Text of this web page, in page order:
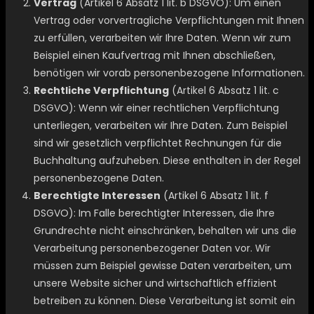
Vertrag oder vorvertragliche Verpflichtungen mit Ihnen
zu erfüllen, verarbeiten wir Ihre Daten. Wenn wir zum
Beispiel einen Kaufvertrag mit Ihnen abschließen,
benötigen wir vorab personenbezogene Informationen.
Rechtliche Verpflichtung (Artikel 6 Absatz 1 lit. c
DSGVO): Wenn wir einer rechtlichen Verpflichtung
unterliegen, verarbeiten wir Ihre Daten. Zum Beispiel
sind wir gesetzlich verpflichtet Rechnungen für die
Buchhaltung aufzuheben. Diese enthalten in der Regel
personenbezogene Daten.
Berechtigte Interessen (Artikel 6 Absatz 1 lit. f
DSGVO): Im Falle berechtigter Interessen, die Ihre
Grundrechte nicht einschränken, behalten wir uns die
Verarbeitung personenbezogener Daten vor. Wir
müssen zum Beispiel gewisse Daten verarbeiten, um
unsere Website sicher und wirtschaftlich effizient
betreiben zu können. Diese Verarbeitung ist somit ein